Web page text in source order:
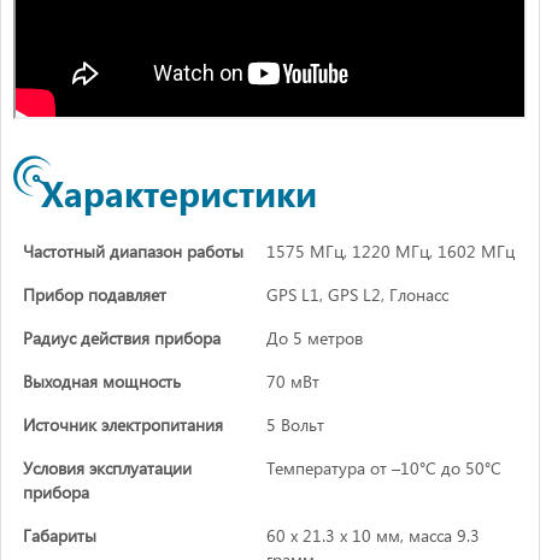
Характеристики
Частотный диапазон работы
1575 МГц, 1220 МГц, 1602 МГц
Прибор подавляет
GPS L1, GPS L2, Глонасс
Радиус действия прибора
До 5 метров
Выходная мощность
70 мВт
Источник электропитания
5 Вольт
Условия эксплуатации
прибора
Температура от –10°C до 50°C
Габариты
60 х 21.3 х 10 мм, масса 9.3